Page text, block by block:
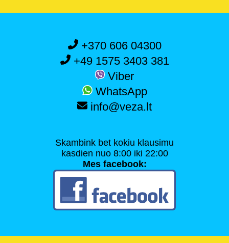
+370 606 04300
+49 1575 3403 381
Viber
WhatsApp
info@veza.lt
Skambink bet kokiu klausimu
kasdien nuo 8:00 iki 22:00
Mes facebook: